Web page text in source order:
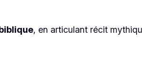
, en articulant récit